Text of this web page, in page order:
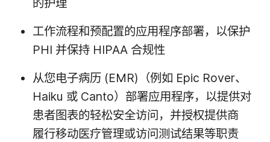
的​护理
工作​流程​和​预配置​的​应用​程序​部署，​以​保护
PHI 并​保持 HIPAA 合规性
从​您​电子​病历 (EMR)​（例如 Epic Rover、
Haiku 或 Canto）​部署​应用​程序，​以​提供​对​
患者​图表​的​轻松​安全​访问，​并​授权​提供​商​
履行​移动​医疗​管理​或​访问​测试​结果​等​职责